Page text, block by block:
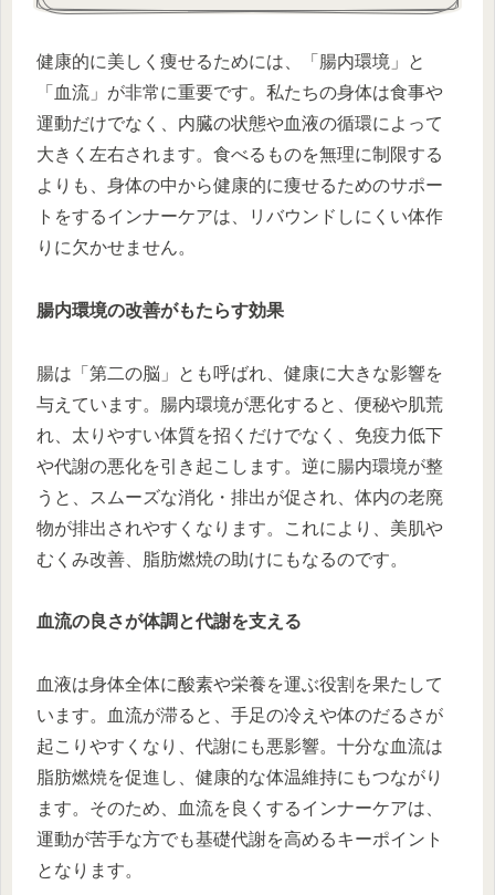
健康的に美しく痩せるためには、「腸内環境」と
「血流」が非常に重要です。私たちの身体は食事や
運動だけでなく、内臓の状態や血液の循環によって
大きく左右されます。食べるものを無理に制限する
よりも、身体の中から健康的に痩せるためのサポー
トをするインナーケアは、リバウンドしにくい体作
りに欠かせません。
腸内環境の改善がもたらす効果
腸は「第二の脳」とも呼ばれ、健康に大きな影響を
与えています。腸内環境が悪化すると、便秘や肌荒
れ、太りやすい体質を招くだけでなく、免疫力低下
や代謝の悪化を引き起こします。逆に腸内環境が整
うと、スムーズな消化・排出が促され、体内の老廃
物が排出されやすくなります。これにより、美肌や
むくみ改善、脂肪燃焼の助けにもなるのです。
血流の良さが体調と代謝を支える
血液は身体全体に酸素や栄養を運ぶ役割を果たして
います。血流が滞ると、手足の冷えや体のだるさが
起こりやすくなり、代謝にも悪影響。十分な血流は
脂肪燃焼を促進し、健康的な体温維持にもつながり
ます。そのため、血流を良くするインナーケアは、
運動が苦手な方でも基礎代謝を高めるキーポイント
となります。